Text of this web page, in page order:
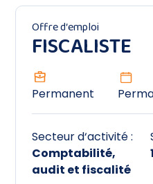
Construction et Génie
Environnement
industriel
Mécanicien
Nettoyage industriel
Offre d‘emploi
FISCALISTE
Permanent
Secteur d‘activité :
Comptabilité,
audit et fiscalité